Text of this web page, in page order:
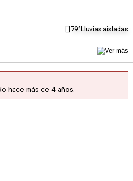
79°Lluvias aisladas
hace más de 4 años.